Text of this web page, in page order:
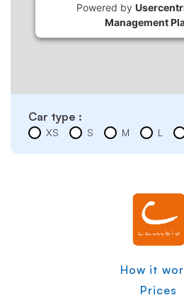
Powered by
Management
Car type :
XS S M L
How it
Prices